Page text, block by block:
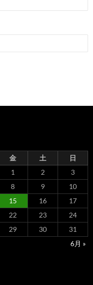
金 土
日
1
2
3
8 9
10
15 16
17
22 23
24
29 30
31
6月 »